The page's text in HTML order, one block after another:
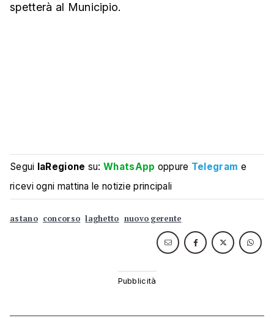
spetterà al Municipio.
Segui laRegione su:WhatsApp oppure Telegram e
ricevi ogni mattina le notizie principali
astano concorso laghetto nuovo gerente